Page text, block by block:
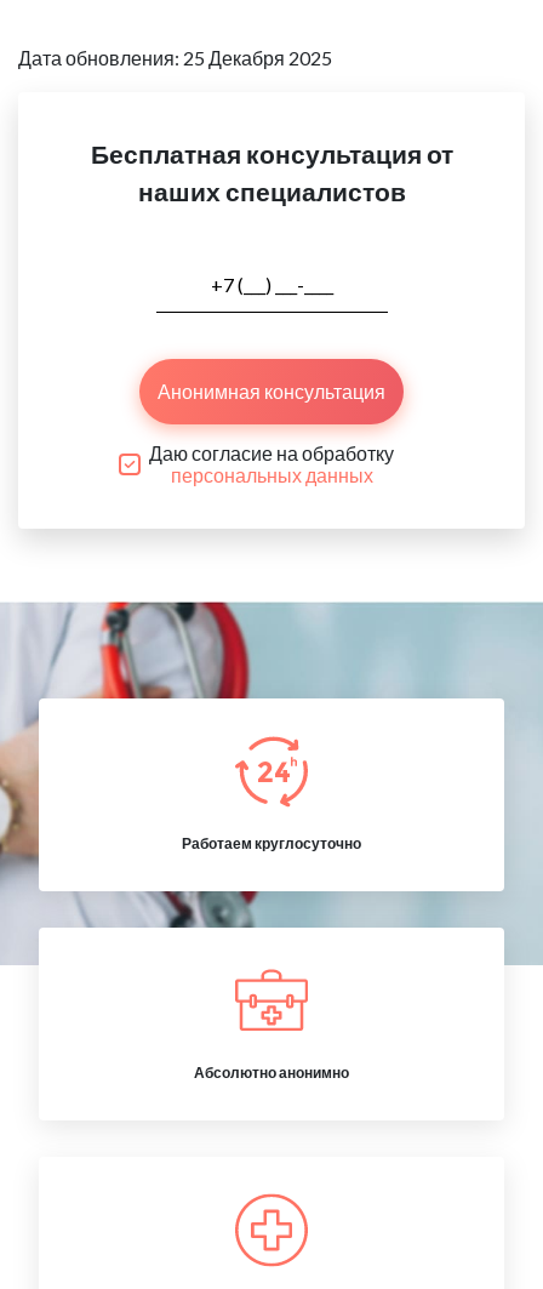
Дата обновления: 25 Декабря 2025
Бесплатная консультация от
наших специалистов
Анонимная консультация
Даю согласие на обработку
персональных данных
Работаем круглосуточно
Абсолютно анонимно